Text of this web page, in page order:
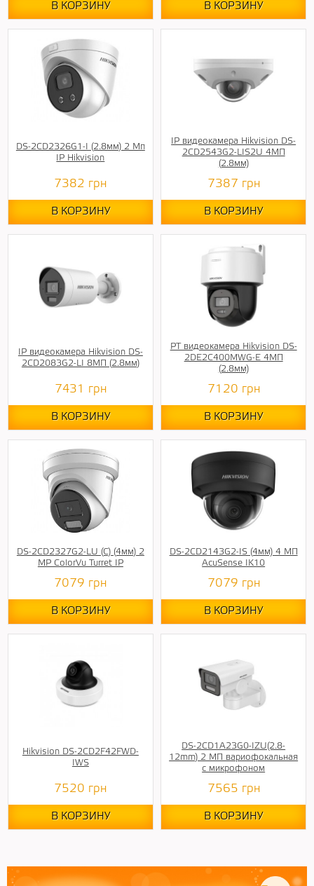
В КОРЗИНУ В КОРЗИНУ
DS-2CD2326G1-I (2.8мм) 2 Мп
IP Hikvision
7382 грн
В КОРЗИНУ
IP видеокамера Hikvision DS-
2CD2543G2-LIS2U 4МП
(2.8мм)
7387 грн
В КОРЗИНУ
IP видеокамера Hikvision DS-
2CD2083G2-LI 8МП (2.8мм)
7431 грн
В КОРЗИНУ
PT видеокамера Hikvision DS-
2DE2C400MWG-E 4МП
(2.8мм)
7120 грн
В КОРЗИНУ
DS-2CD2327G2-LU (C) (4мм) 2
MP ColorVu Turret IP
7079 грн
В КОРЗИНУ
DS-2CD2143G2-IS (4мм) 4 МП
AcuSense IK10
7079 грн
В КОРЗИНУ
Hikvision DS-2CD2F42FWD-
IWS
7520 грн
В КОРЗИНУ
DS-2CD1A23G0-IZU(2.8-
12mm) 2 МП вариофокальная
с микрофоном
7565 грн
В КОРЗИНУ